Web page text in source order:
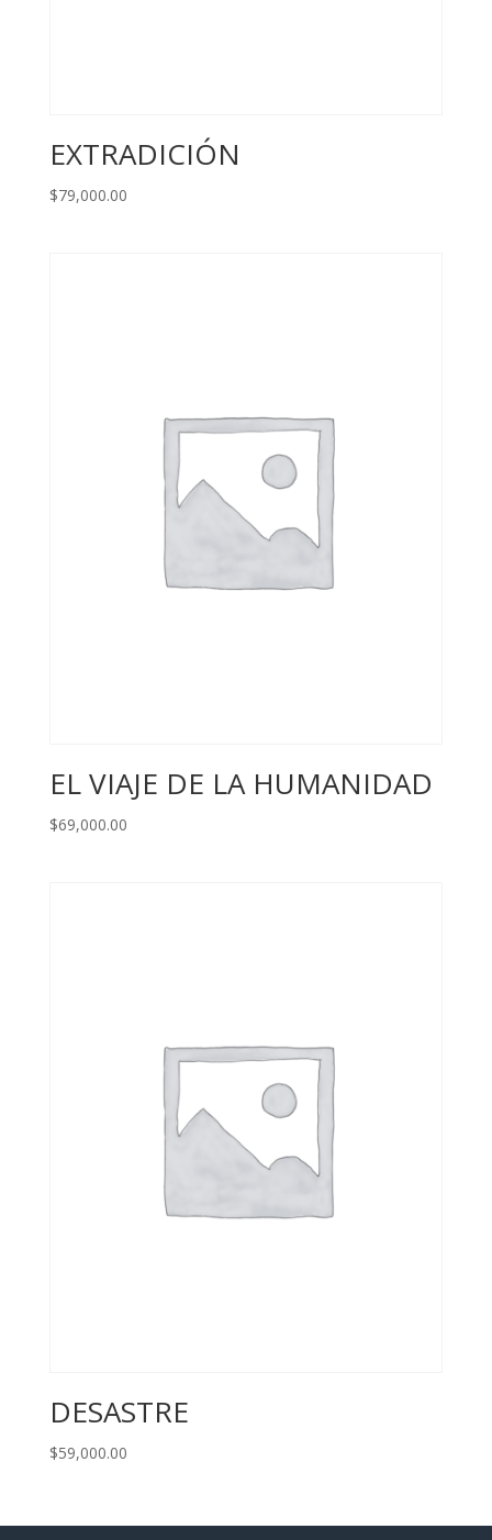
EXTRADICIÓN
$79,000.00
EL VIAJE DE LA HUMANIDAD
$69,000.00
DESASTRE
$59,000.00